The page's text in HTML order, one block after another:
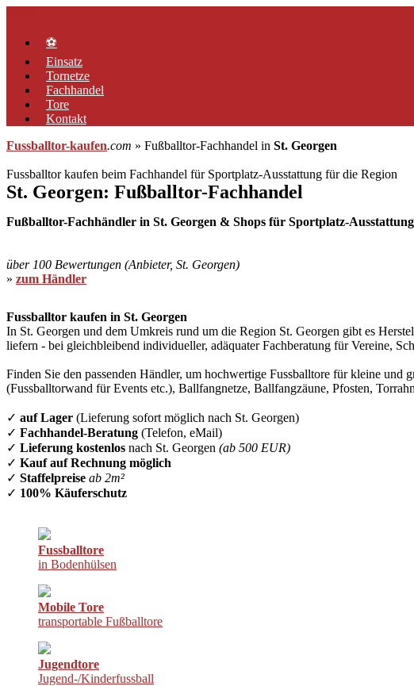
springen⚽
Einsatz
Tornetze
Fachhandel
Tore
Kontakt
Fussballtor-kaufen.com » Fußballtor-Fachhandel in St. Georgen
Fussballtor kaufen beim Fachhandel für Sportplatz-Ausstattung für die Region
St. Georgen: Fußballtor-Fachhandel
Fußballtor-Fachhändler in St. Georgen & Shops für Sportplatz-
über 100 Bewertungen (Anbieter, St. Georgen)
» zum Händler
Fussballtor kaufen in St. Georgen
In St. Georgen und dem Umkreis rund um die Region St. Georgen gibt es
liefern - bei gleichbleibend individueller, adäquater Fachberatung für Vereine,
Finden Sie den passenden Händler, um hochwertige Fussballtore für kleine
(Fussballtorwand für Events etc.), Ballfangnetze, Ballfangzäune, Pfosten,
✓ auf Lager (Lieferung sofort möglich nach St. Georgen)
✓ Fachhandel-Beratung (Telefon, eMail)
✓ Lieferung kostenlos nach St. Georgen (ab 500 EUR)
✓ Kauf auf Rechnung möglich
✓ Staffelpreise ab 2m²
✓ 100% Käuferschutz
Fussballtore
in Bodenhülsen
Mobile Tore
transportable Fußballtore
Jugendtore
Jugend-/Kinderfussball